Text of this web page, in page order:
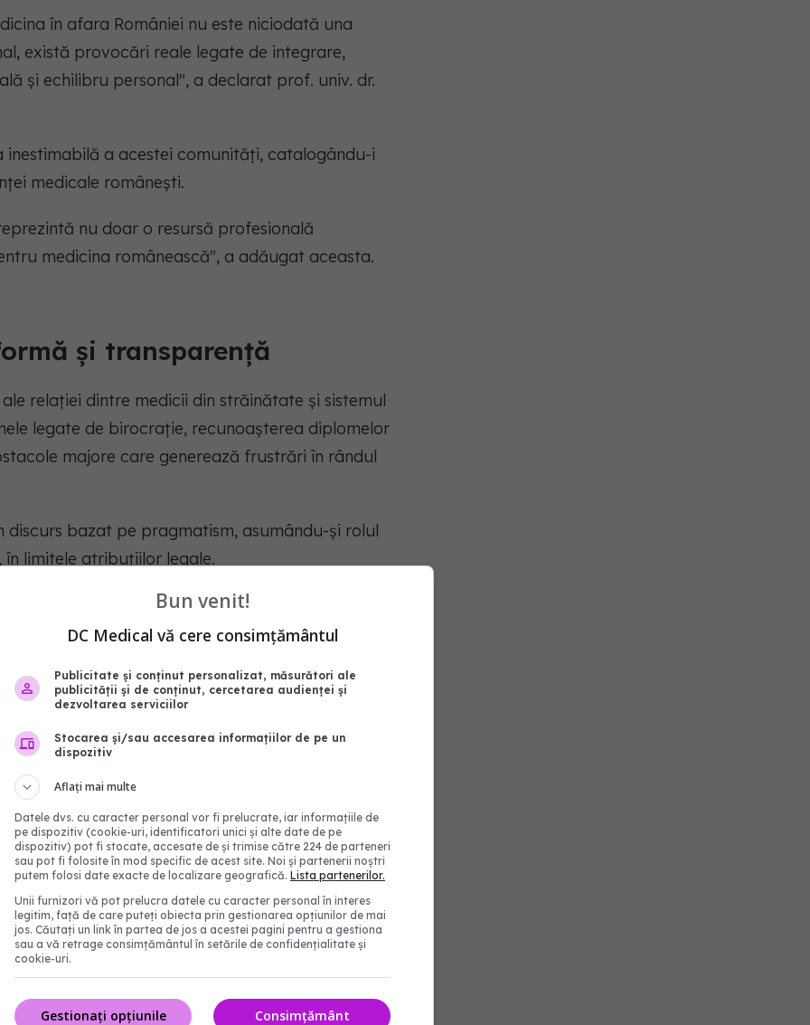
în afara României nu este niciodată una
există provocări reale legate de integrare,
și echilibru personal", a declarat prof. univ. dr.
a acestei comunități, catalogându-i
medicale românești.
nu doar o resursă profesională
medicina românească", a adăugat aceasta.
și transparență
relației dintre medicii din străinătate și sistemul
legate de birocrație, recunoașterea diplomelor
majore care generează frustrări în rândul
discurs bazat pe pragmatism, asumându-și rolul
limitele atribuțiilor legale.
să păstreze acest dialog deschis cu medicii
dumneavoastră, de experiența
o relație profesională construită pe respect și
și sentimentul că munca și pregătirea
corect"
responsabilitate
Colegiului a făcut o distincție clară
altor instituții ale statului. Aceasta a
constant de susținere a intereselor medicilor
să vă spun foarte clar ce pot face concret, ce nu
Bun venit!
DC Medical vă cere consimțământul
Publicitate și conținut personalizat, măsurători ale
publicității și de conținut, cercetarea audienței și
dezvoltarea serviciilor
Stocarea și/sau accesarea informațiilor de pe un
dispozitiv
Aflați mai multe
Datele dvs. cu caracter personal vor fi prelucrate, iar informațiile de
pe dispozitiv (cookie-uri, identificatori unici și alte date de pe
dispozitiv) pot fi stocate, accesate de și trimise către 224 de parteneri
sau pot fi folosite în mod specific de acest site. Noi și partenerii noștri
putem folosi date exacte de localizare geografică. Lista partenerilor.
Unii furnizori vă pot prelucra datele cu caracter personal în interes
legitim, față de care puteți obiecta prin gestionarea opțiunilor de mai
jos. Căutați un link în partea de jos a acestei pagini pentru a gestiona
sau a vă retrage consimțământul în setările de confidențialitate și
cookie-uri.
Consimțământ
Gestionați opțiunile